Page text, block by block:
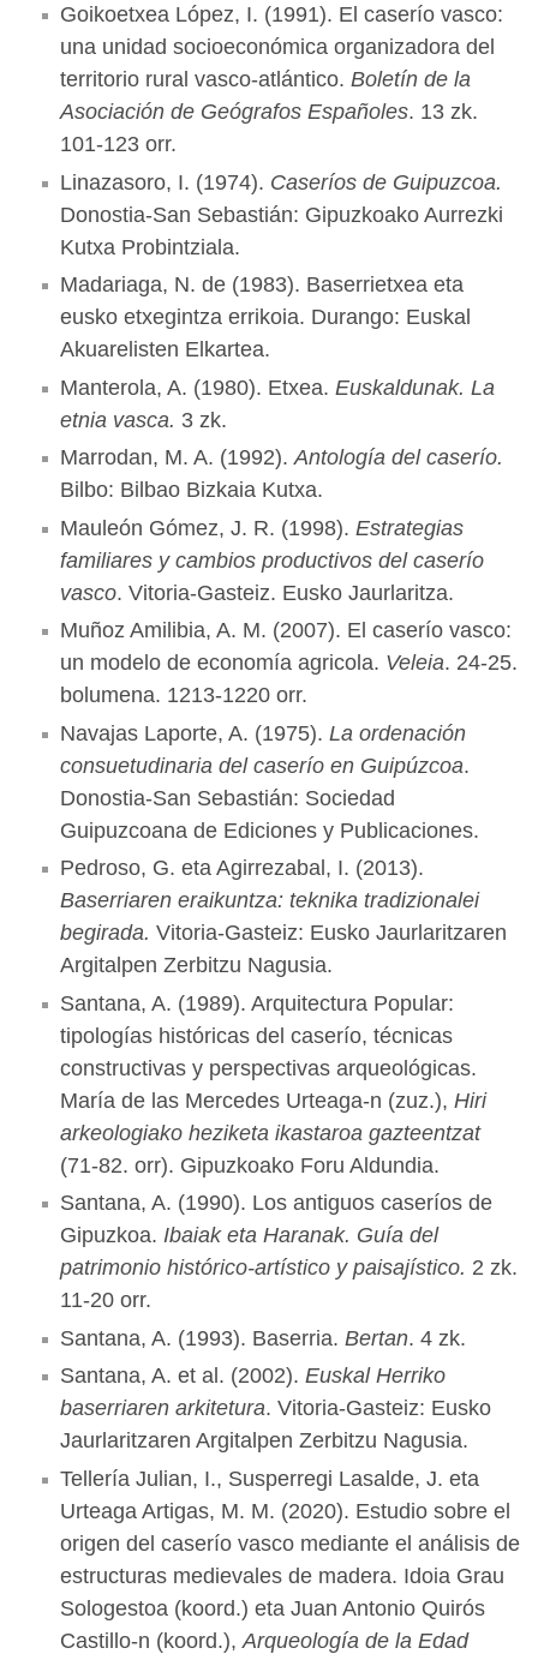
Goikoetxea López, I. (1991). El caserío vasco:
una unidad socioeconómica organizadora del
territorio rural vasco-atlántico. Boletín de la
Asociación de Geógrafos Españoles. 13 zk.
101-123 orr.
Linazasoro, I. (1974). Caseríos de Guipuzcoa.
Donostia-San Sebastián: Gipuzkoako Aurrezki
Kutxa Probintziala.
Madariaga, N. de (1983). Baserrietxea eta
eusko etxegintza errikoia. Durango: Euskal
Akuarelisten Elkartea.
Manterola, A. (1980). Etxea. Euskaldunak. La
etnia vasca. 3 zk.
Marrodan, M. A. (1992).Antología del caserío.
Bilbo: Bilbao Bizkaia Kutxa.
Mauleón Gómez, J. R. (1998). Estrategias
familiares y cambios productivos del caserío
vasco. Vitoria-Gasteiz. Eusko Jaurlaritza.
Muñoz Amilibia, A. M. (2007). El caserío vasco:
un modelo de economía agricola. Veleia. 24-25.
bolumena. 1213-1220 orr.
Navajas Laporte, A. (1975). La ordenación
consuetudinaria del caserío en Guipúzcoa.
Donostia-San Sebastián: Sociedad
Guipuzcoana de Ediciones y Publicaciones.
Pedroso, G. eta Agirrezabal, I. (2013).
Baserriaren eraikuntza: teknika tradizionalei
begirada. Vitoria-Gasteiz: Eusko Jaurlaritzaren
Argitalpen Zerbitzu Nagusia.
Santana, A. (1989). Arquitectura Popular:
tipologías históricas del caserío, técnicas
constructivas y perspectivas arqueológicas.
María de las Mercedes Urteaga-n (zuz.), Hiri
arkeologiako heziketa ikastaroa gazteentzat
(71-82. orr). Gipuzkoako Foru Aldundia.
Santana, A. (1990). Los antiguos caseríos de
Gipuzkoa. Ibaiak eta Haranak. Guía del
patrimonio histórico-artístico y paisajístico. 2 zk.
11-20 orr.
Santana, A. (1993). Baserria. Bertan. 4 zk.
Santana, A. et al. (2002). Euskal Herriko
baserriaren arkitetura. Vitoria-Gasteiz: Eusko
Jaurlaritzaren Argitalpen Zerbitzu Nagusia.
Tellería Julian, I., Susperregi Lasalde, J. eta
Urteaga Artigas, M. M. (2020). Estudio sobre el
origen del caserío vasco mediante el análisis de
estructuras medievales de madera. Idoia Grau
Sologestoa (koord.) eta Juan Antonio Quirós
Castillo-n (koord.), Arqueología de la Edad